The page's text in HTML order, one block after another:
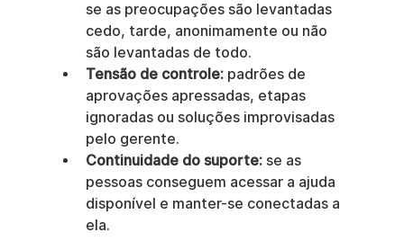
se as preocupações são levantadas
cedo, tarde, anonimamente ou não
são levantadas de todo.
Tensão de controle: padrões de
aprovações apressadas, etapas
ignoradas ou soluções improvisadas
pelo gerente.
Continuidade do suporte: se as
pessoas conseguem acessar a ajuda
disponível e manter-se conectadas a
ela.